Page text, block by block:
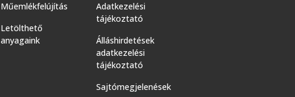
Műemlékfelújítás
Letölthető
anyagaink
Adatkezelési
tájékoztató
Álláshirdetések
adatkezelési
tájékoztató
Sajtómegjelenések